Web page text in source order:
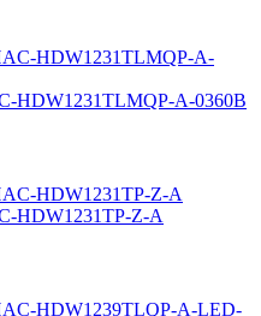
HDW1231TLMQP-A-0360B
HDW1231TP-Z-A